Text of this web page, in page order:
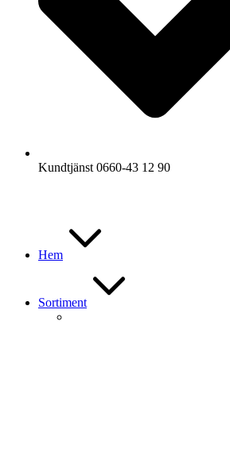
Kundtjänst 0660-43 12 90
Hem
Sortiment